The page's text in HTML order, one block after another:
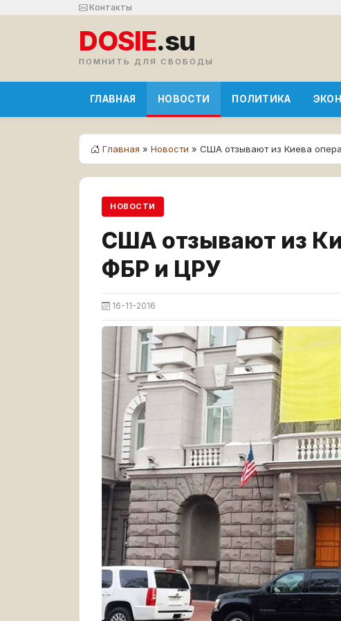
Контакты
DOSIE.su
ПОМНИТЬ ДЛЯ СВОБОДЫ
ГЛАВНАЯ НОВОСТИ ПОЛИТИКА
Главная » Новости » США отзывают из Киева
НОВОСТИ
США отзывают из
ФБР и ЦРУ
16-11-2016